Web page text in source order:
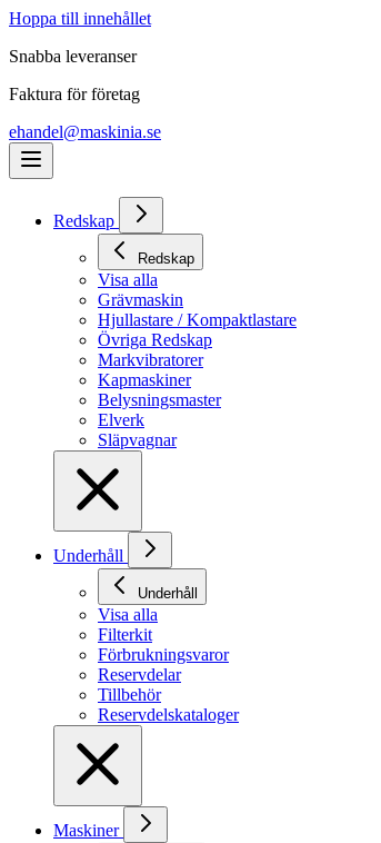
Hoppa till innehållet
Snabba leveranser
Faktura för företag
ehandel@maskinia.se
Redskap
Redskap
Visa alla
Grävmaskin
Hjullastare / Kompaktlastare
Övriga Redskap
Markvibratorer
Kapmaskiner
Belysningsmaster
Elverk
Släpvagnar
Underhåll
Underhåll
Visa alla
Filterkit
Förbrukningsvaror
Reservdelar
Tillbehör
Reservdelskataloger
Maskiner